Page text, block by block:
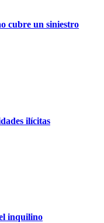
cubre un siniestro
ilícitas
inquilino